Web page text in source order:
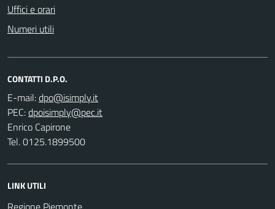
Uffici e orari
Numeri utili
CONTATTI D.P.O.
E-mail:
PEC:
Enrico Capirone
Tel. 0125.1899500
LINK UTILI